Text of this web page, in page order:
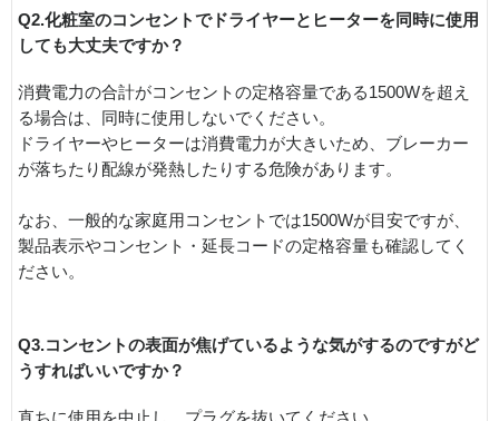
Q2.化粧室のコンセントでドライヤーとヒーターを同時に使用
しても大丈夫ですか？
消費電力の合計がコンセントの定格容量である1500Wを超え
る場合は、同時に使用しないでください。
ドライヤーやヒーターは消費電力が大きいため、ブレーカー
が落ちたり配線が発熱したりする危険があります。
なお、一般的な家庭用コンセントでは1500Wが目安ですが、
製品表示やコンセント・延長コードの定格容量も確認してく
ださい。
Q3.コンセントの表面が焦げているような気がするのですがど
うすればいいですか？